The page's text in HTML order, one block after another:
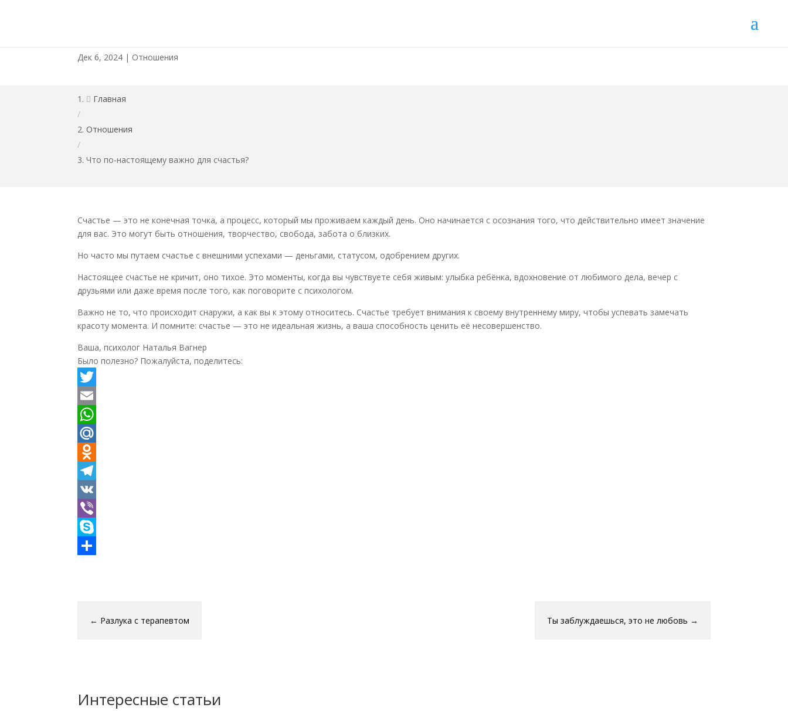
Дек 6, 2024 | Отношения
 Главная
/
Отношения
/
Что по-настоящему важно для счастья?
Счастье — это не конечная точка, а процесс, который мы проживаем каждый день. Оно начинается с осознания того, что действительно имеет значение
для вас. Это могут быть отношения, творчество, свобода, забота о близких.
Но часто мы путаем счастье с внешними успехами — деньгами, статусом, одобрением других.
Настоящее счастье не кричит, оно тихое. Это моменты, когда вы чувствуете себя живым: улыбка ребёнка, вдохновение от любимого дела, вечер с
друзьями или даже время после того, как поговорите с психологом.
Важно не то, что происходит снаружи, а как вы к этому относитесь. Счастье требует внимания к своему внутреннему миру, чтобы успевать замечать
красоту момента. И помните: счастье — это не идеальная жизнь, а ваша способность ценить её несовершенство.
Ваша, психолог Наталья Вагнер
Было полезно? Пожалуйста, поделитесь:
Twitter
Email
WhatsApp
Mail.Ru
Odnoklassniki
Telegram
VK
Viber
Skype
← Разлука с терапевтом Ты заблуждаешься, это не любовь →
Интересные статьи